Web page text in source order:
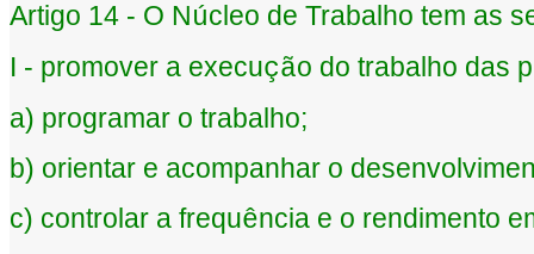
Artigo 14 - O Núcleo de Trabalho tem as
I - promover a execução do trabalho das
a) programar o trabalho;
b) orientar e acompanhar o
c) controlar a frequência e o rendimento